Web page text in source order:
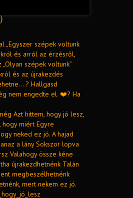
„Egyszer szépek voltunk
és arról az érzésről,
szépek voltunk”
és az újrakezdés
? Hallgasd
nem engedte el. ❤️? Ha
Azt hittem, hogy jó lesz,
miért Egyre
neked ez jó. A hajad
a lány Sokszor lopva
Valahogy össze kéne
újrakezdhetnénk Talán
megbeszélhetnénk
mert nekem ez jó.